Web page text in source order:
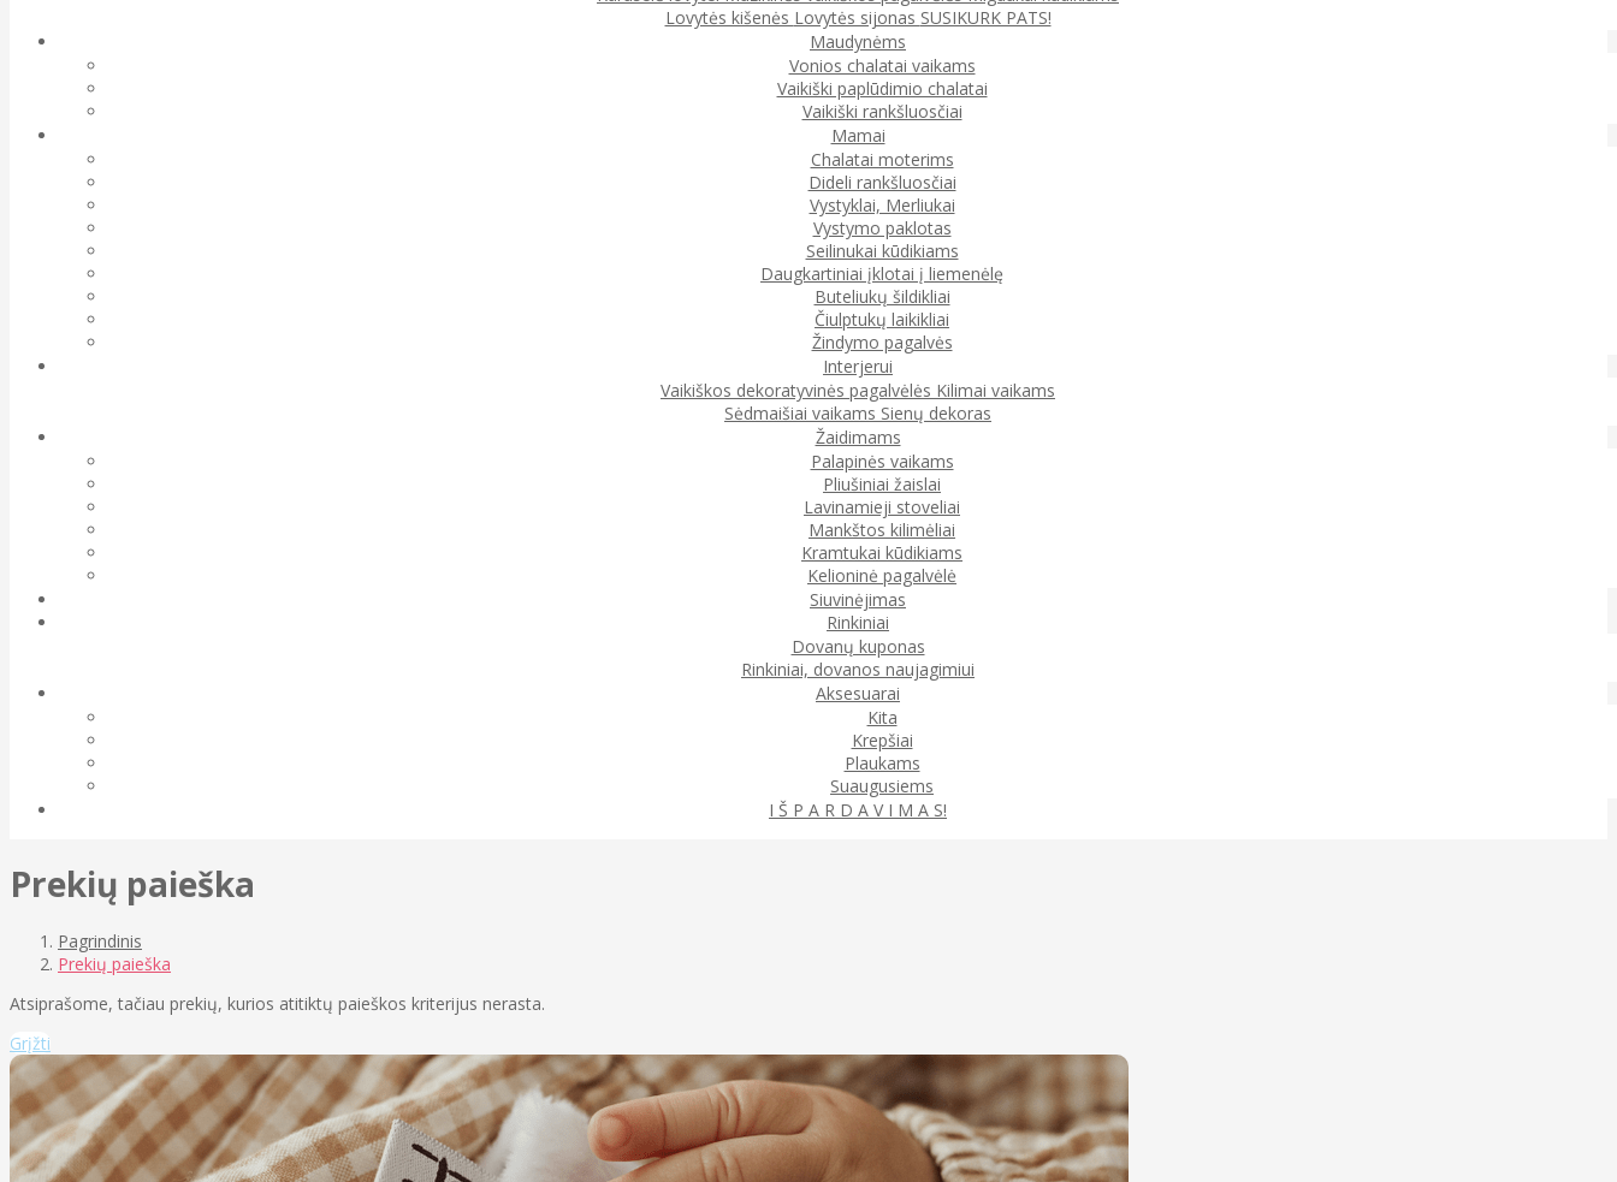
Lovytės kišenės Lovytės sijonas SUSIKURK PATS!
Maudynėms
Vonios chalatai vaikams
Vaikiški paplūdimio chalatai
Vaikiški rankšluosčiai
Mamai
Chalatai moterims
Dideli rankšluosčiai
Vystyklai, Merliukai
Vystymo paklotas
Seilinukai kūdikiams
Daugkartiniai įklotai į liemenėlę
Buteliukų šildikliai
Čiulptukų laikikliai
Žindymo pagalvės
Interjerui
Vaikiškos dekoratyvinės pagalvėlės Kilimai vaikams
Sėdmaišiai vaikams Sienų dekoras
Žaidimams
Palapinės vaikams
Pliušiniai žaislai
Lavinamieji stoveliai
Mankštos kilimėliai
Kramtukai kūdikiams
Kelioninė pagalvėlė
Siuvinėjimas
Rinkiniai
Dovanų kuponas
Rinkiniai, dovanos naujagimiui
Aksesuarai
Kita
Krepšiai
Plaukams
Suaugusiems
I Š P A R D A V I M A S!
Prekių paieška
Pagrindinis
Prekių paieška
Atsiprašome, tačiau prekių, kurios atitiktų paieškos kriterijus nerasta.
Grįžti